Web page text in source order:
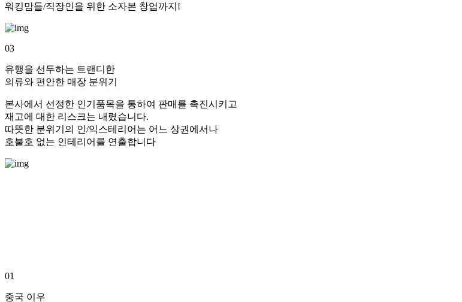
워킹맘들/직장인을 위한 소자본 창업까지!
03
유행을 선두하는 트랜디한
의류와 편안한 매장 분위기
본사에서 선정한 인기품목을 통하여 판매를 촉진시키고
재고에 대한 리스크는 내렸습니다.
따뜻한 분위기의 인/익스테리어는 어느 상권에서나
호불호 없는 인테리어를 연출합니다
01
중국 이우